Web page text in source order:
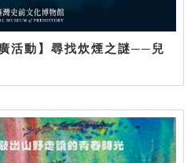
活動】尋找炊煙之謎──兒